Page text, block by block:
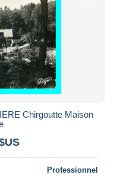
Chirgoutte Maison
Professionnel